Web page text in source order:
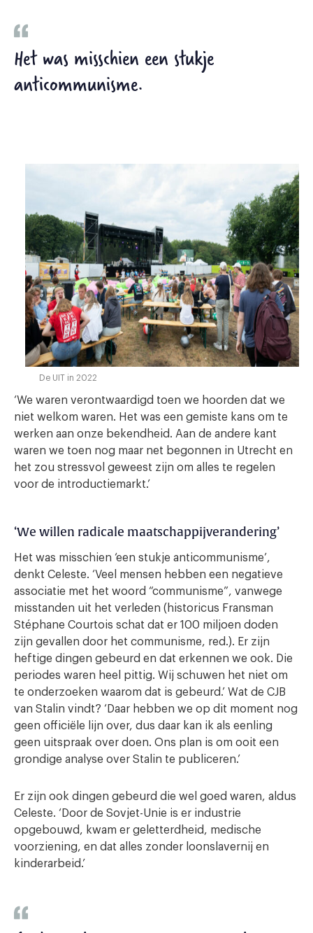
Het was misschien een stukje
anticommunisme.
De UIT in 2022
‘We waren verontwaardigd toen we hoorden dat we
niet welkom waren. Het was een gemiste kans om te
werken aan onze bekendheid. Aan de andere kant
waren we toen nog maar net begonnen in Utrecht en
het zou stressvol geweest zijn om alles te regelen
voor de introductiemarkt.’
‘We willen radicale maatschappijverandering’
Het was misschien ‘een stukje anticommunisme’,
denkt Celeste. ‘Veel mensen hebben een negatieve
associatie met het woord “communisme”, vanwege
misstanden uit het verleden (historicus Fransman
Stéphane Courtois schat dat er 100 miljoen doden
zijn gevallen door het communisme, red.). Er zijn
heftige dingen gebeurd en dat erkennen we ook. Die
periodes waren heel pittig. Wij schuwen het niet om
te onderzoeken waarom dat is gebeurd.’ Wat de CJB
van Stalin vindt? ‘Daar hebben we op dit moment nog
geen officiële lijn over, dus daar kan ik als eenling
geen uitspraak over doen. Ons plan is om ooit een
grondige analyse over Stalin te publiceren.’
Er zijn ook dingen gebeurd die wel goed waren, aldus
Celeste. ‘Door de Sovjet-Unie is er industrie
opgebouwd, kwam er geletterdheid, medische
voorziening, en dat alles zonder loonslavernij en
kinderarbeid.’